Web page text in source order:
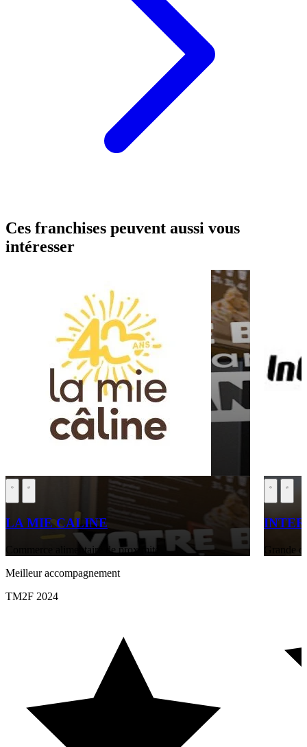
Ces franchises peuvent aussi vous
intéresser
LA MIE CALINE
Commerce alimentaire de proximité
Meilleur accompagnement
TM2F 2024
Grande